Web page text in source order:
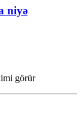
niyə
görür